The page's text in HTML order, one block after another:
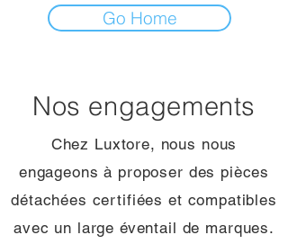
Go Home
Nos engagements
Chez Luxtore, nous nous
engageons à proposer des pièces
détachées certifiées et compatibles
avec un large éventail de marques.